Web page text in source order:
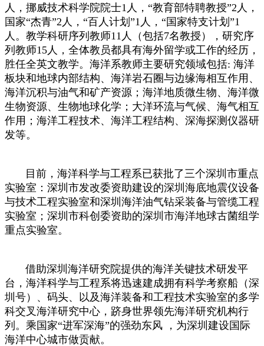
人，挪威技术科学院院士1人，“教育部特聘教授”2人，
国家“杰青”2人，“百人计划”1人，“国家特支计划”1
人。教学科研序列教师11人（包括7名教授），研究序
列教师15人，全体教员都具有海外留学或工作的经历，
胜任全英文教学。海洋系教师主要研究领域包括: 海洋
板块和地球内部结构、海洋岩石圈与边缘海相互作用、
海洋沉积与油气和矿产资源；海洋地质微生物、海洋微
生物资源、生物地球化学；大洋环流与气候、海气相互
作用；海洋工程技术、海洋工程结构、深海探测仪器研
发等。
目前，海洋科学与工程系已获批了三个深圳市重点
实验室：深圳市发改委资助建设的深圳海底地震仪设备
与技术工程实验室和深圳海洋油气钻采装备与管缆工程
实验室；深圳市科创委资助的深圳市海洋地球古菌组学
重点实验室。
借助深圳海洋研究院提供的海洋关键技术研发平
台，海洋科学与工程系将迅速建成拥有科学考察船（深
圳号）、码头、以及海洋装备和工程技术实验室的多学
科交叉海洋研究中心，跻身世界领先海洋研究机构行
列。乘国家“进军深海”的强劲东风 ，为深圳建设国际
海洋中心城市做贡献。